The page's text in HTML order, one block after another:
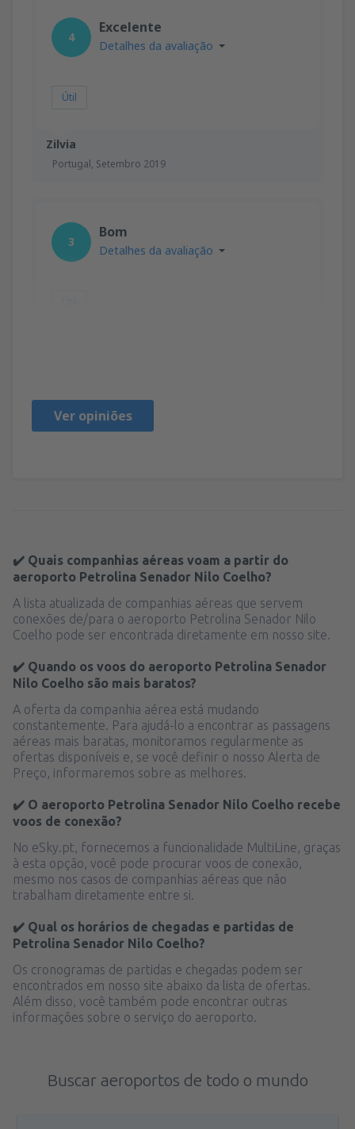
Zilvia
Portugal, Setembro 2019
4
Excelente
Detalhes da avaliação
Útil
3
Bom
Detalhes da avaliação
Ver opiniões
✔️ Quais companhias aéreas voam a partir do
aeroporto Petrolina Senador Nilo Coelho?
A lista atualizada de companhias aéreas que servem
conexões de/para o aeroporto Petrolina Senador Nilo
Coelho pode ser encontrada diretamente em nosso site.
✔️ Quando os voos do aeroporto Petrolina Senador
Nilo Coelho são mais baratos?
A oferta da companhia aérea está mudando
constantemente. Para ajudá-lo a encontrar as passagens
aéreas mais baratas, monitoramos regularmente as
ofertas disponíveis e, se você definir o nosso Alerta de
Preço, informaremos sobre as melhores.
✔️ O aeroporto Petrolina Senador Nilo Coelho recebe
voos de conexão?
No eSky.pt, fornecemos a funcionalidade MultiLine, graças
à esta opção, você pode procurar voos de conexão,
mesmo nos casos de companhias aéreas que não
trabalham diretamente entre si.
✔️ Qual os horários de chegadas e partidas de
Petrolina Senador Nilo Coelho?
Os cronogramas de partidas e chegadas podem ser
encontrados em nosso site abaixo da lista de ofertas.
Além disso, você também pode encontrar outras
informações sobre o serviço do aeroporto.
Buscar aeroportos de todo o mundo